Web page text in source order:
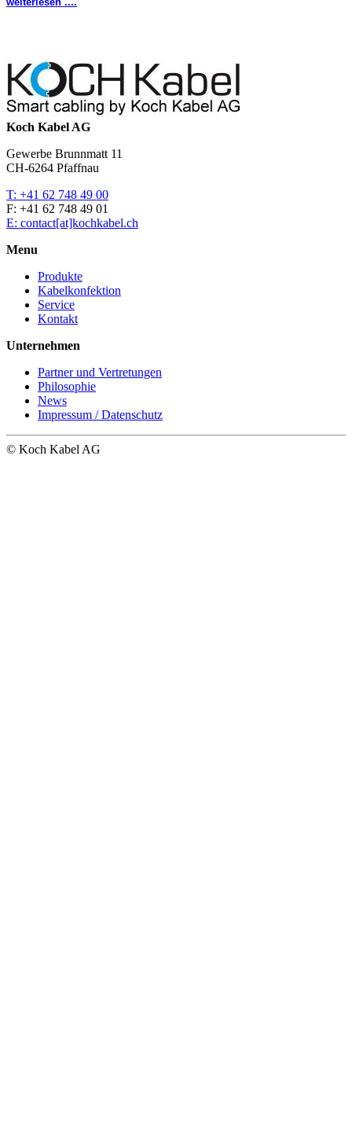
Koch Kabel AG
Gewerbe Brunnmatt 11
CH-6264 Pfaffnau
T: +41 62 748 49 00
F: +41 62 748 49 01
E: contact[at]kochkabel.ch
Menu
Produkte
Kabelkonfektion
Service
Kontakt
Unternehmen
Partner und Vertretungen
Philosophie
News
Impressum / Datenschutz
© Koch Kabel AG